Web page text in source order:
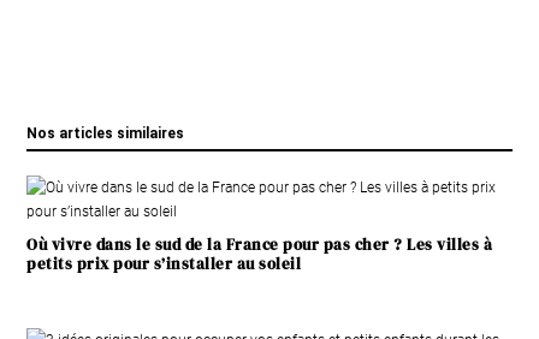
Nos articles similaires
Où vivre dans le sud de la France pour pas cher ? Les villes à
petits prix pour s’installer au soleil